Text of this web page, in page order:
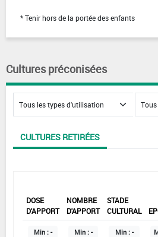
* Tenir hors de la portée des enfants
Cultures préconisées
CULTURES RETIRÉES
DOSE
D'APPORT
NOMBRE
D'APPORT
STADE
CULTURAL
Min : - Min : - Min : -